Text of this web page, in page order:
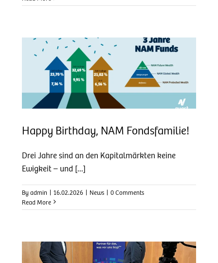
Happy Birthday, NAM Fondsfamilie!
Drei Jahre sind an den Kapitalmärkten keine
Ewigkeit – und [...]
By admin | 16.02.2026 | News | 0 Comments
Read More